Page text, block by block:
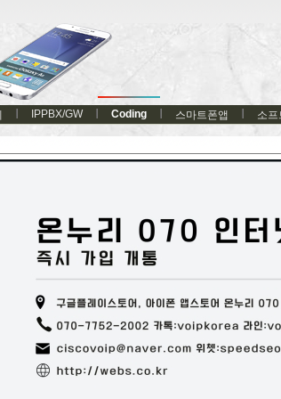
IPPBX/GW Coding 스마트폰앱 소프